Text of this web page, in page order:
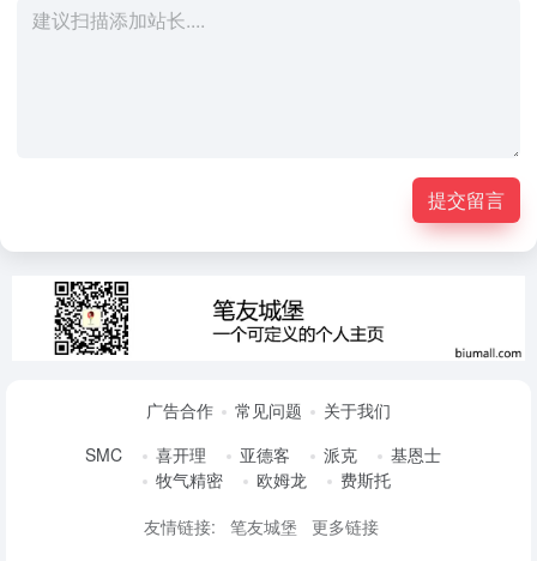
提交留言
广告合作 常见问题
关于我们
SMC
喜开理 亚德客 派克
基恩士
牧气精密
欧姆龙
费斯托
友情链接:
笔友城堡 更多链接